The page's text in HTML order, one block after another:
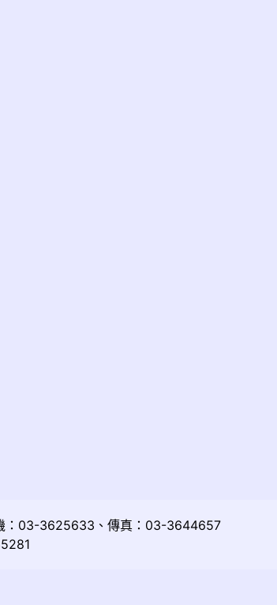
：03-3625633、傳真：03-3644657